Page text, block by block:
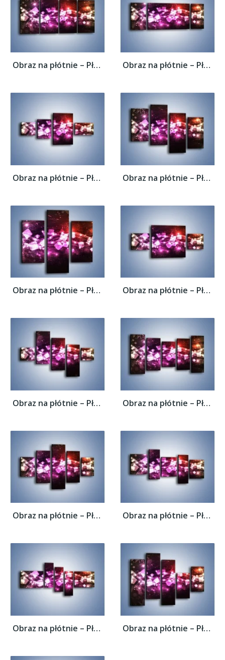
Obraz na płótnie – Płynąć razem z falą –... Obraz na płótnie – Płynąć razem z falą –...
Obraz na płótnie – Płynąć razem z falą –... Obraz na płótnie – Płynąć razem z falą –...
Obraz na płótnie – Płynąć razem z falą –... Obraz na płótnie – Płynąć razem z falą –...
Obraz na płótnie – Płynąć razem z falą –... Obraz na płótnie – Płynąć razem z falą –...
Obraz na płótnie – Płynąć razem z falą –... Obraz na płótnie – Płynąć razem z falą –...
Obraz na płótnie – Płynąć razem z falą –... Obraz na płótnie – Płynąć razem z falą –...